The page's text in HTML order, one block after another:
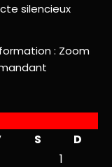
silencieux
: Zoom
S
D
1